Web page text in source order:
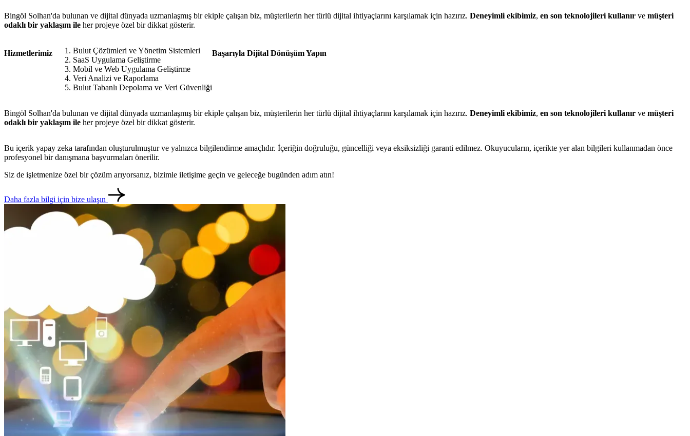
Bingöl Solhan'da bulunan ve dijital dünyada uzmanlaşmış bir ekiple çalışan biz, müşterilerin her türlü dijital ihtiyaçlarını karşılamak için hazırız. Deneyimli ekibimiz, en son teknolojileri kullanır ve müşteri
odaklı bir yaklaşım ile her projeye özel bir dikkat gösterir.
Hizmetlerimiz
Bulut Çözümleri ve Yönetim Sistemleri
SaaS Uygulama Geliştirme
Mobil ve Web Uygulama Geliştirme
Veri Analizi ve Raporlama
Bulut Tabanlı Depolama ve Veri Güvenliği
Başarıyla Dijital Dönüşüm Yapın
Bingöl Solhan'da bulunan ve dijital dünyada uzmanlaşmış bir ekiple çalışan biz, müşterilerin her türlü dijital ihtiyaçlarını karşılamak için hazırız. Deneyimli ekibimiz, en son teknolojileri kullanır ve müşteri
odaklı bir yaklaşım ile her projeye özel bir dikkat gösterir.
Bu içerik yapay zeka tarafından oluşturulmuştur ve yalnızca bilgilendirme amaçlıdır. İçeriğin doğruluğu, güncelliği veya eksiksizliği garanti edilmez. Okuyucuların, içerikte yer alan bilgileri kullanmadan önce
profesyonel bir danışmana başvurmaları önerilir.
Siz de işletmenize özel bir çözüm arıyorsanız, bizimle iletişime geçin ve geleceğe bugünden adım atın!
Daha fazla bilgi için bize ulaşın